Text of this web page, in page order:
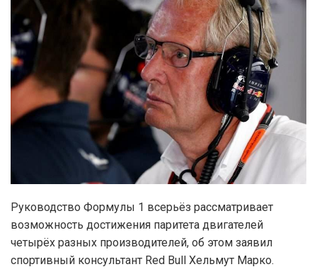
Руководство Формулы 1 всерьёз рассматривает
возможность достижения паритета двигателей
четырёх разных производителей, об этом заявил
спортивный консультант Red Bull Хельмут Марко.